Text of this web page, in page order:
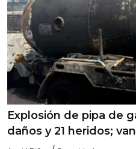
Explosión de pipa de
daños y 21 heridos;